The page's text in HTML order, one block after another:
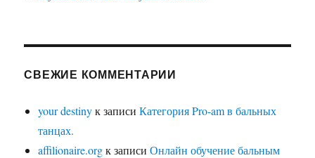
СВЕЖИЕ КОММЕНТАРИИ
your destinyк записиКатегория Pro-am в бальных
танцах.
affilionaire.orgк записиОнлайн обучение бальным